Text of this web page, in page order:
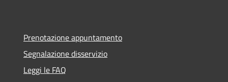
Prenotazione appuntamento
Segnalazione disservizio
Leggi le FAQ